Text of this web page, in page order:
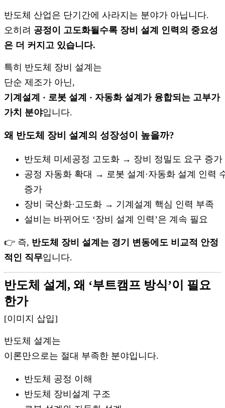
반도체 산업은 단기간에 사라지는 분야가 아닙니다.
오히려 공정이 고도화될수록 장비 설계 인력의 중요성
은 더 커지고 있습니다.
특히 반도체 장비 설계는
단순 제조가 아닌,
기계설계 · 로봇 설계 · 자동화 설계가 융합되는 고부가
가치 분야입니다.
왜 반도체 장비 설계의 성장성이 높을까?
반도체 미세공정 고도화 → 장비 정밀도 요구 증가
공정 자동화 확대 → 로봇 설계·자동화 설계 인력
증가
장비 국산화·고도화 → 기계설계 핵심 인력 부족
설비는 바뀌어도 ‘장비 설계 인력’은 계속 필요
👉 즉, 반도체 장비 설계는 경기 변동에도 비교적 안정
적인 직무입니다.
반도체 설계, 왜 ‘부트캠프 방식’이 필요
한가
[이미지 삽입]
반도체 설계는
이론만으로는 절대 부족한 분야입니다.
반도체 공정 이해
반도체 장비설계 구조